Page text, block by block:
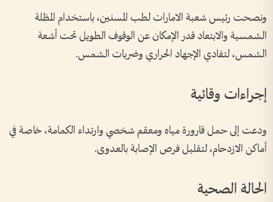
ونصحت رئيس شعبة الامارات لطب المسنين، باستخدام المظلة
الشمسية والابتعاد قدر الإمكان عن الوقوف الطويل تحت أشعة
الشمس، لتفادي الإجهاد الحراري وضربات الشمس.
إجراءات وقائية
ودعت إلى حمل قارورة مياه ومعقم شخصي وارتداء الكمامة، خاصة في
أماكن الازدحام، لتقليل فرص الإصابة بالعدوى.
الحالة الصحية